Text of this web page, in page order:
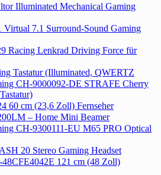
Illuminated Mechanical Gaming
Virtual 7.1 Surround-Sound Gaming
Racing Lenkrad Driving Force für
Tastatur (Illuminated, QWERTZ
CH-9000092-DE STRAFE Cherry
60 cm (23,6 Zoll) Fernseher
– Home Mini Beamer
CH-9300111-EU M65 PRO Optical
20 Stereo Gaming Headset
121 cm (48 Zoll)